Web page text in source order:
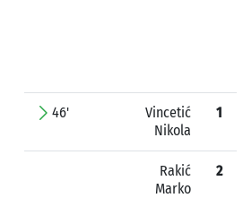
46'
Vincetić
Nikola
1
Rakić
Marko
2